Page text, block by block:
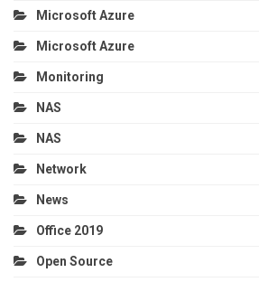
Microsoft Azure
Microsoft Azure
Monitoring
NAS
NAS
Network
News
Office 2019
Open Source